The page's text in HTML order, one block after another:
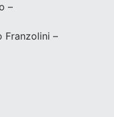
–
Franzolini –